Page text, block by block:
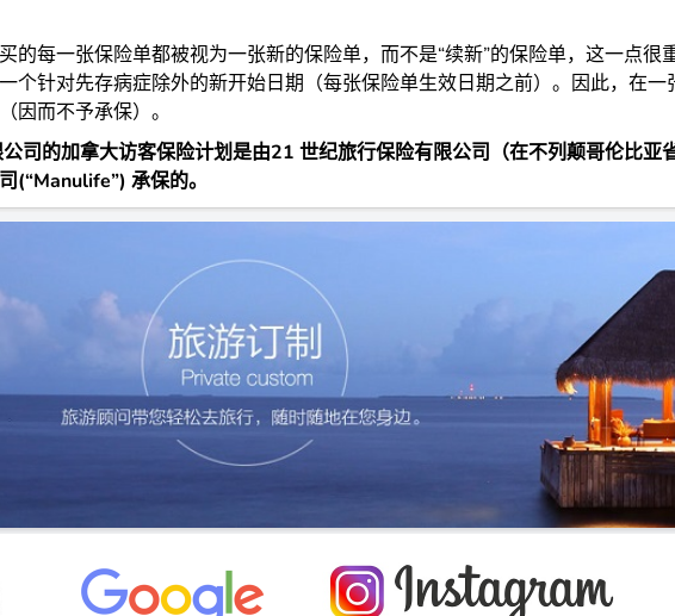
的每一张保险单都被视为一张新的保险单，而不是“续新”的保险单，这一点
个针对先存病症除外的新开始日期（每张保险单生效日期之前）。因此，在
因而不予承保）。
司的加拿大访客保险计划是由21 世纪旅行保险有限公司（在不列颠哥伦比
(“Manulife”) 承保的。